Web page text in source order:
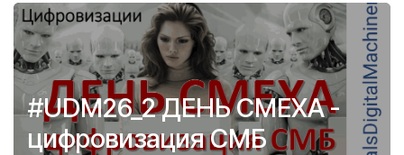
#UDM26_2 ДЕНЬ СМЕХА -
цифровизация СМБ